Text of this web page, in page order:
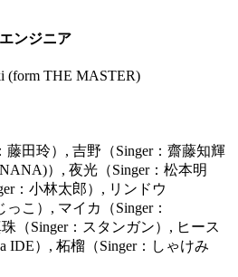
ンジニア
(form THE MASTER)
藤田玲）, 吉野（Singer：齋藤知輝
）, 夜光（Singer：松本明
：小林太郎）, リンドウ
っこ）, マイカ（Singer：
珠（Singer：スタンガン）, ヒース
IDE）, 柘榴（Singer：しゃけみ